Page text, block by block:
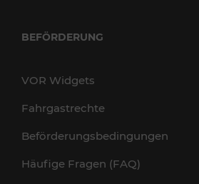
BEFÖRDERUNG
VOR Widgets
Fahrgastrechte
Beförderungsbedingungen
Häufige Fragen (FAQ)